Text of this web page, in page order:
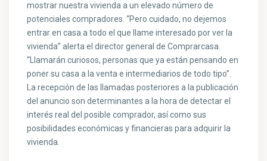
mostrar nuestra vivienda a un elevado número de
potenciales compradores. “Pero cuidado, no dejemos
entrar en casa a todo el que llame interesado por ver la
vivienda” alerta el director general de Comprarcasa.
“Llamarán curiosos, personas que ya están pensando en
poner su casa a la venta e intermediarios de todo tipo”.
La recepción de las llamadas posteriores a la publicación
del anuncio son determinantes a la hora de detectar el
interés real del posible comprador, así como sus
posibilidades económicas y financieras para adquirir la
vivienda.